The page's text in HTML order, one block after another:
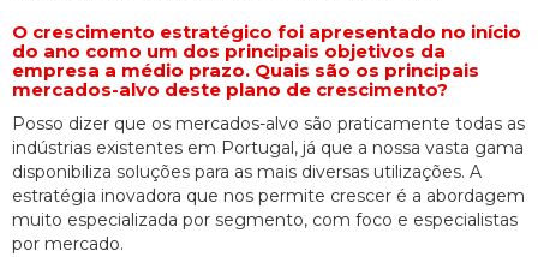
O crescimento estratégico foi apresentado no início
do ano como um dos principais objetivos da
empresa a médio prazo. Quais são os principais
mercados-alvo deste plano de crescimento?
Posso dizer que os mercados-alvo são praticamente todas as
indústrias existentes em Portugal, já que a nossa vasta gama
disponibiliza soluções para as mais diversas utilizações. A
estratégia inovadora que nos permite crescer é a abordagem
muito especializada por segmento, com foco e especialistas
por mercado.